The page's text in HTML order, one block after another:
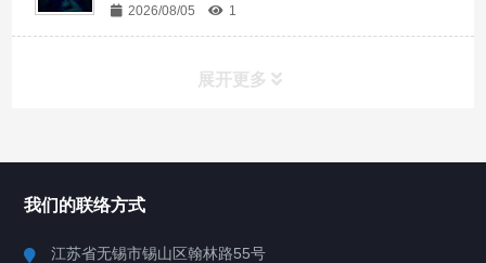
2026/08/05 1
展开更多
我们的联络方式
江苏省无锡市锡山区翰林路55号